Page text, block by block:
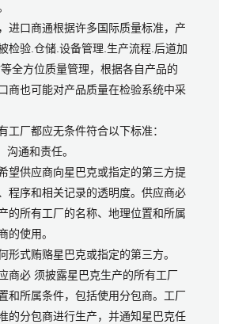
进口商通根据许多国际质量标准，产
检验.仓储.设备管理.生产流程.后道加
全方位质量管理，根据各自产品的
商也可能对产品质量在检验系统中采
工厂都应无条件符合以下标准：
沟通和责任。
望供应商向星巴克或指定的第三方提
程序和相关记录的透明度。供应商必
的所有工厂的名称、地理位置和所属
的使用。
形式贿赂星巴克或指定的第三方。
商必 须披露星巴克生产的所有工厂
和所属条件，包括使用分包商。工厂
的分包商进行生产，并通知星巴克任